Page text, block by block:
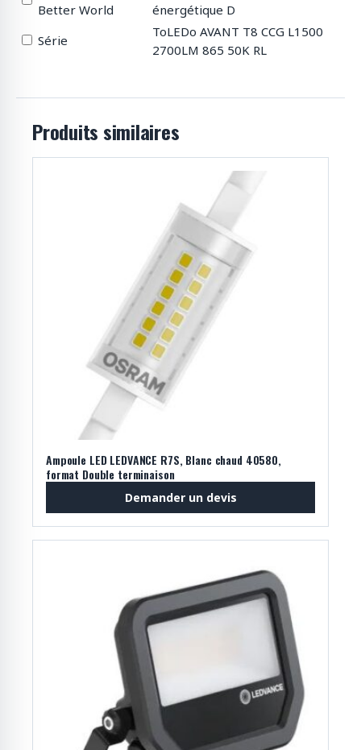
Better World
énergétique D
Série
ToLEDo AVANT T8 CCG L1500
2700LM 865 50K RL
Produits similaires
Ampoule LED LEDVANCE R7S, Blanc chaud 40580,
format Double terminaison
Demander un devis